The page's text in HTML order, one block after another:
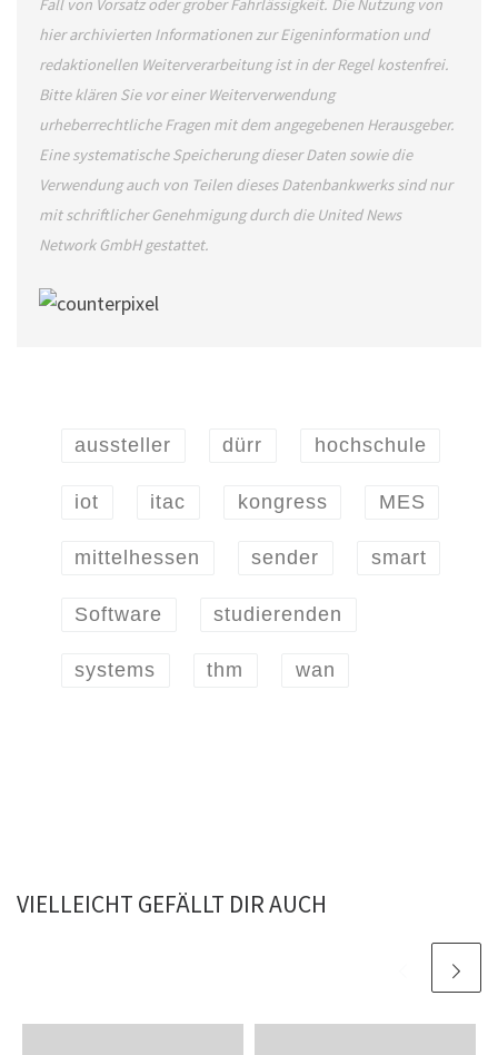
Fall von Vorsatz oder grober Fahrlässigkeit. Die Nutzung von
hier archivierten Informationen zur Eigeninformation und
redaktionellen Weiterverarbeitung ist in der Regel kostenfrei.
Bitte klären Sie vor einer Weiterverwendung
urheberrechtliche Fragen mit dem angegebenen Herausgeber.
Eine systematische Speicherung dieser Daten sowie die
Verwendung auch von Teilen dieses Datenbankwerks sind nur
mit schriftlicher Genehmigung durch die United News
Network GmbH gestattet.
aussteller dürr hochschule
iot itac kongress MES
mittelhessen sender smart
Software studierenden
systems thm wan
VIELLEICHT GEFÄLLT DIR AUCH